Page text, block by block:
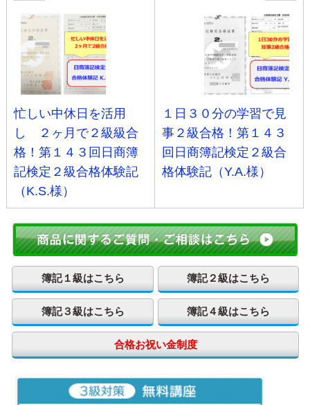
忙しい中休日を活用
し ２ヶ月で２級級合
格！第１４３回日商簿
記検定２級合格体験記
（K.S.様）
１日３０分の学習で見
事２級合格！第１４３
回日商簿記検定２級合
格体験記（Y.A.様）
簿記１級はこちら 簿記２級はこちら
簿記３級はこちら 簿記４級はこちら
合格お祝い金制度